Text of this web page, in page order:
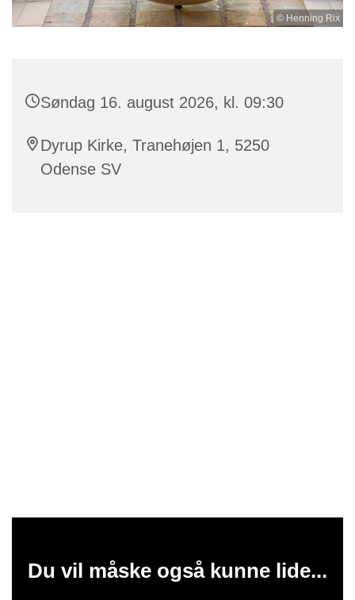
© Henning Rix
Søndag 16. august 2026, kl. 09:30
Dyrup Kirke, Tranehøjen 1, 5250
Odense SV
Du vil måske også kunne lide...